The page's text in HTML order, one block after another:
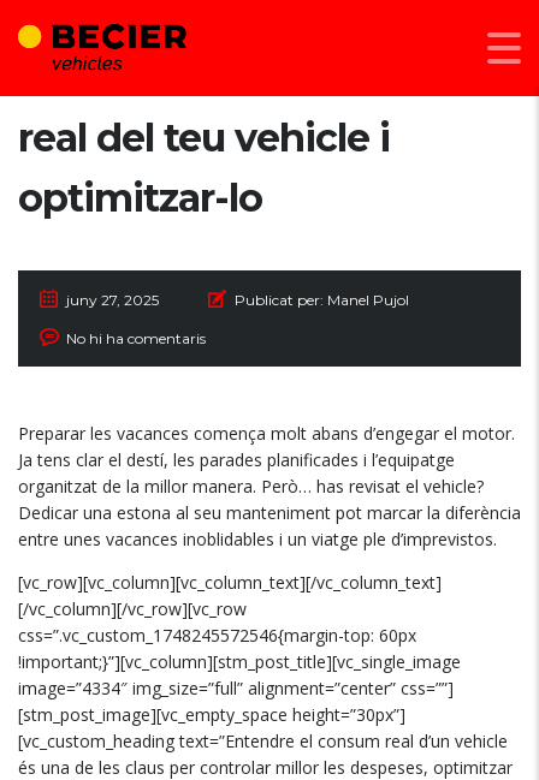
Com calcular el consum
real del teu vehicle i
optimitzar-lo
juny 27, 2025 Publicat per: Manel Pujol
No hi ha comentaris
Preparar les vacances comença molt abans d’engegar el motor.
Ja tens clar el destí, les parades planificades i l’equipatge
organitzat de la millor manera. Però… has revisat el vehicle?
Dedicar una estona al seu manteniment pot marcar la diferència
entre unes vacances inoblidables i un viatge ple d’imprevistos.
[vc_row][vc_column][vc_column_text][/vc_column_text]
[/vc_column][/vc_row][vc_row
css=”.vc_custom_1748245572546{margin-top: 60px
!important;}”][vc_column][stm_post_title][vc_single_image
image=”4334″ img_size=”full” alignment=”center” css=””]
[stm_post_image][vc_empty_space height=”30px”]
[vc_custom_heading text=”Entendre el consum real d’un vehicle
és una de les claus per controlar millor les despeses, optimitzar